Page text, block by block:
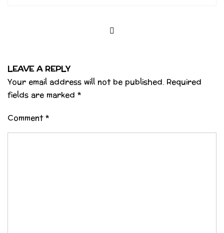
LEAVE A REPLY
Your email address will not be published. Required
fields are marked *
Comment*